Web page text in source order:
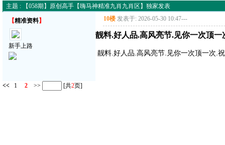
主题 : 【058期】原创高手【嗨马神精准九肖九肖区】独家发表
【精准资料】
新手上路
10楼 发表于: 2026-05-30 10:47---
靓料.好人品.高风亮节.见你一次顶一
靓料.好人品.高风亮节.见你一次顶一次.
<< 1 2 >> [共2页]